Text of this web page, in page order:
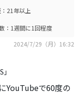
21年以上
：1週間に1回程度
2024/7/29（月）16:32
YouTubeで60度の